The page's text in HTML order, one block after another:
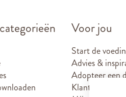
Voor jou
Start de
Advies &
Adopteer een
Klantenkaart